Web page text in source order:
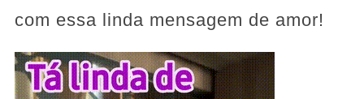
com essa linda mensagem de amor!